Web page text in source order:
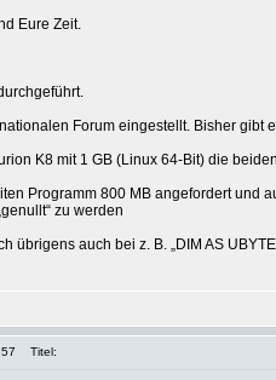
Eure Zeit.
Forum eingestellt. Bisher gibt
K8 mit 1 GB (Linux 64-Bit) die
Programm 800 MB angefordert und
zu werden
übrigens auch bei z. B. „DIM AS
Titel: